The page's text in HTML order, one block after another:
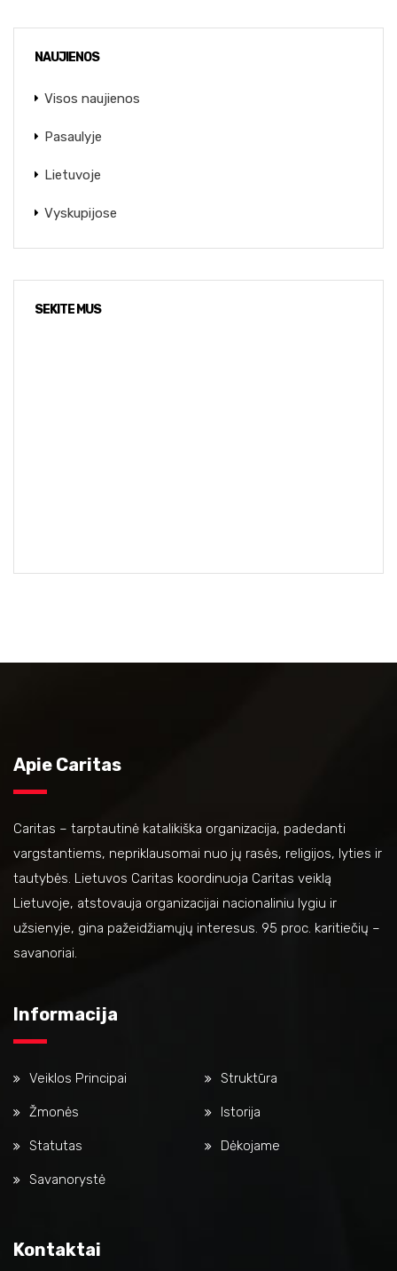
NAUJIENOS
Visos naujienos
Pasaulyje
Lietuvoje
Vyskupijose
SEKITE MUS
Apie Caritas
Caritas – tarptautinė katalikiška organizacija, padedanti
vargstantiems, nepriklausomai nuo jų rasės, religijos, lyties ir
tautybės. Lietuvos Caritas koordinuoja Caritas veiklą
Lietuvoje, atstovauja organizacijai nacionaliniu lygiu ir
užsienyje, gina pažeidžiamųjų interesus. 95 proc. karitiečių –
savanoriai.
Informacija
Veiklos Principai Struktūra
Žmonės Istorija
Statutas Dėkojame
Savanorystė
Kontaktai